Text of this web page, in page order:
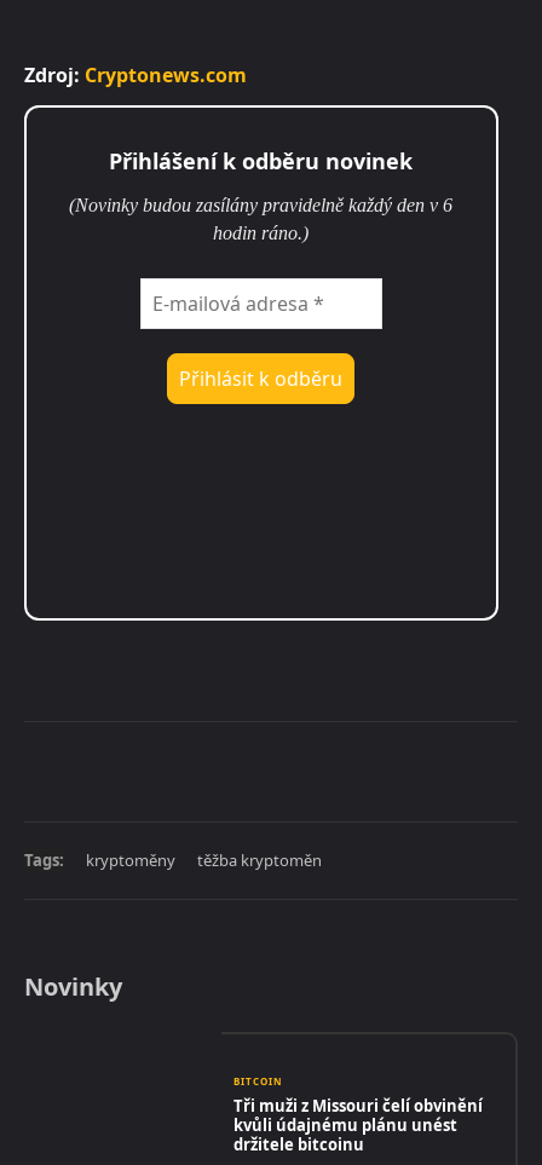
Zdroj: Cryptonews.com
Přihlášení k odběru novinek
(Novinky budou zasílány pravidelně každý den v 6
hodin ráno.)
Tags: kryptoměny těžba kryptoměn
Novinky
BITCOIN
Tři muži z Missouri čelí obvinění
kvůli údajnému plánu unést
držitele bitcoinu